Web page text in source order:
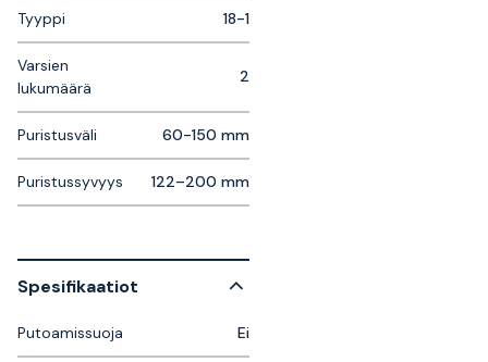
Tyyppi 18-1
Varsien
lukumäärä
2
Puristusväli 60-150 mm
Puristussyvyys 122–200 mm
Spesifikaatiot
Putoamissuoja Ei